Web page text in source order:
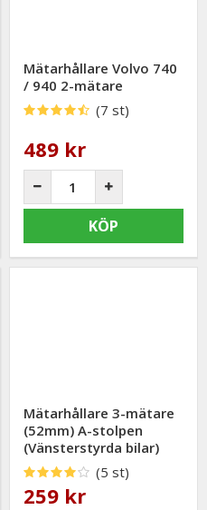
Mätarhållare Volvo 740
/ 940 2-mätare
(7 st)
489 kr
KÖP
Mätarhållare 3-mätare
(52mm) A-stolpen
(Vänsterstyrda bilar)
(5 st)
259 kr